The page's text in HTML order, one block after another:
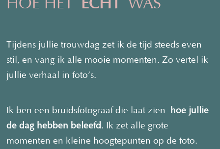
HOE HET ECHTWAS
Tijdens jullie trouwdag zet ik de tijd steeds even
stil, en vang ik alle mooie momenten. Zo vertel ik
jullie verhaal in foto’s.
Ik ben een bruidsfotograaf die laat zien
hoe jullie
de dag hebben beleefd. Ik zet alle grote
momenten en kleine hoogtepunten op de foto.